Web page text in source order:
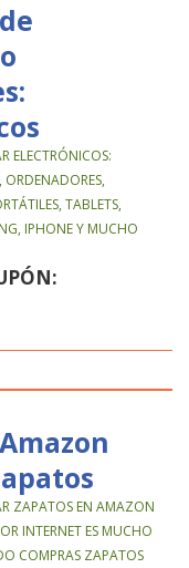
ELECTRÓNICOS:
ORDENADORES,
TABLETS,
IPHONE Y MUCHO
ZAPATOS EN AMAZON
INTERNET ES MUCHO
COMPRAS ZAPATOS